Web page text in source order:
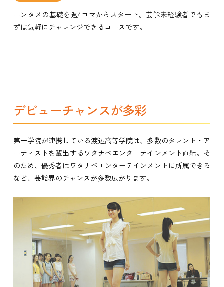
エンタメの基礎を週4コマからスタート。芸能未経験者でもま
ずは気軽にチャレンジできるコースです。
デビューチャンスが多彩
第一学院が連携している渡辺高等学院は、多数のタレント・ア
ーティストを輩出するワタナベエンターテインメント直結。そ
のため、優秀者はワタナベエンターテインメントに所属できる
など、芸能界のチャンスが多数広がります。